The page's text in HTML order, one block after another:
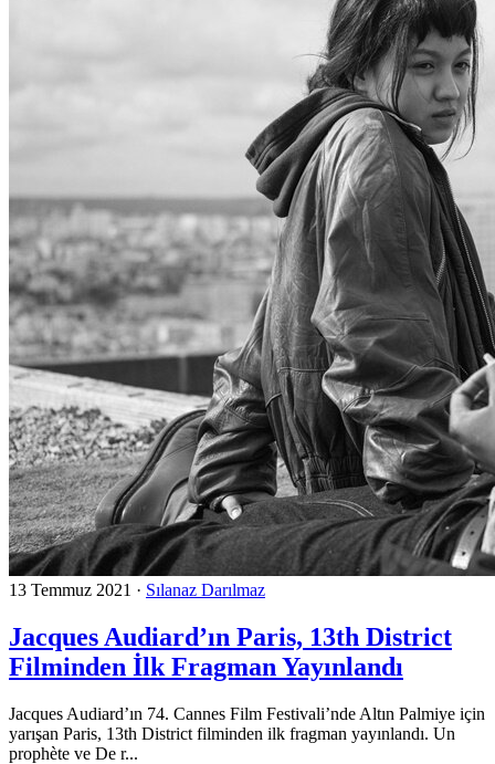
13 Temmuz 2021 · Sılanaz Darılmaz
Jacques Audiard’ın Paris, 13th District
Filminden İlk Fragman Yayınlandı
Jacques Audiard’ın 74. Cannes Film Festivali’nde Altın Palmiye için
yarışan Paris, 13th District filminden ilk fragman yayınlandı. Un
prophète ve De r...